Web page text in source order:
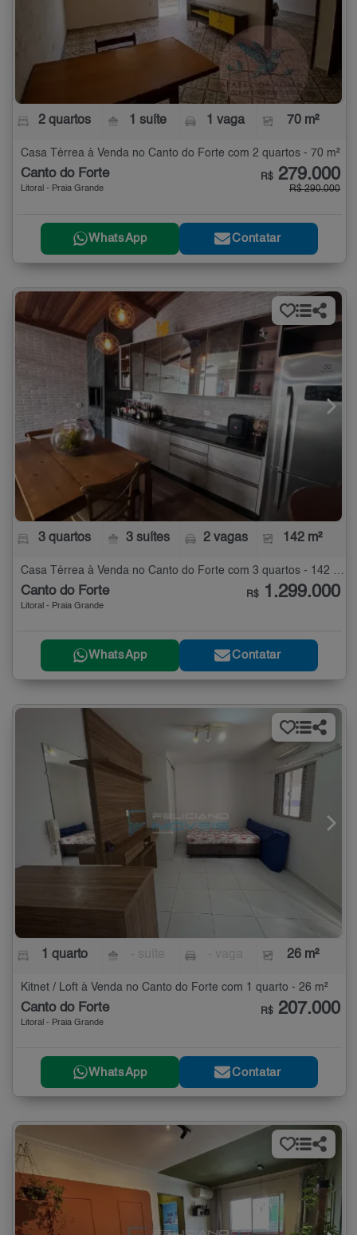
2 quartos 1 suíte 1 vaga 70 m²
Casa Térrea à Venda no Canto do Forte com 2 quartos - 70 m²
Canto do Forte
Litoral - Praia Grande
R$ 279.000
R$ 290.000
WhatsApp Contatar
3 quartos 3 suítes 2 vagas 142 m²
Canto do Forte
Litoral - Praia Grande
R$ 1.299.000
WhatsApp Contatar
1 quarto 26 m²
Kitnet / Loft à Venda no Canto do Forte com 1 quarto - 26 m²
Canto do Forte
Litoral - Praia Grande
R$ 207.000
WhatsApp Contatar